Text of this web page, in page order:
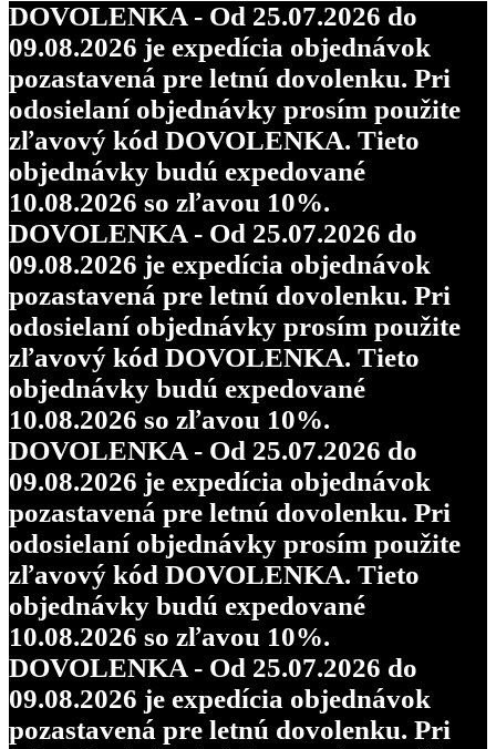
DOVOLENKA - Od 25.07.2026 do
09.08.2026 je expedícia objednávok
pozastavená pre letnú dovolenku. Pri
odosielaní objednávky prosím použite
zľavový kód DOVOLENKA. Tieto
objednávky budú expedované
10.08.2026 so zľavou 10%.
DOVOLENKA - Od 25.07.2026 do
09.08.2026 je expedícia objednávok
pozastavená pre letnú dovolenku. Pri
odosielaní objednávky prosím použite
zľavový kód DOVOLENKA. Tieto
objednávky budú expedované
10.08.2026 so zľavou 10%.
DOVOLENKA - Od 25.07.2026 do
09.08.2026 je expedícia objednávok
pozastavená pre letnú dovolenku. Pri
odosielaní objednávky prosím použite
zľavový kód DOVOLENKA. Tieto
objednávky budú expedované
10.08.2026 so zľavou 10%.
DOVOLENKA - Od 25.07.2026 do
09.08.2026 je expedícia objednávok
pozastavená pre letnú dovolenku. Pri